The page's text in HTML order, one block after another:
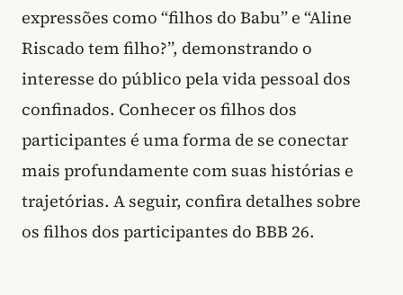
expressões como “filhos do Babu” e “Aline
Riscado tem filho?”, demonstrando o
interesse do público pela vida pessoal dos
confinados. Conhecer os filhos dos
participantes é uma forma de se conectar
mais profundamente com suas histórias e
trajetórias. A seguir, confira detalhes sobre
os filhos dos participantes do BBB 26.